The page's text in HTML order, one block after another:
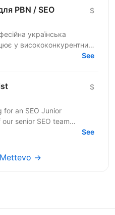
PBN / SEO $
українська
у висококонкурентних
з affiliate
See
$
for an SEO Junior
senior SEO team
tasks. You don't
See
→